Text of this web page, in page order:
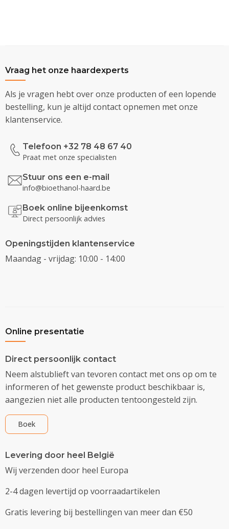
Vraag het onze haardexperts
Als je vragen hebt over onze producten of een lopende
bestelling, kun je altijd contact opnemen met onze
klantenservice.
Telefoon +32 78 48 67 40
Praat met onze specialisten
Stuur ons een e-mail
info@bioethanol-haard.be
Boek online bijeenkomst
Direct persoonlijk advies
Openingstijden klantenservice
Maandag - vrijdag: 10:00 - 14:00
Online presentatie
Direct persoonlijk contact
Neem alstublieft van tevoren contact met ons op om te
informeren of het gewenste product beschikbaar is,
aangezien niet alle producten tentoongesteld zijn.
Boek
Levering door heel België
Wij verzenden door heel Europa
2-4 dagen levertijd op voorraadartikelen
Gratis levering bij bestellingen van meer dan €50